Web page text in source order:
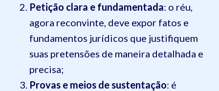
Petição clara e fundamentada: o réu,
agora reconvinte, deve expor fatos e
fundamentos jurídicos que justifiquem
suas pretensões de maneira detalhada e
precisa;
Provas e meios de sustentação: é